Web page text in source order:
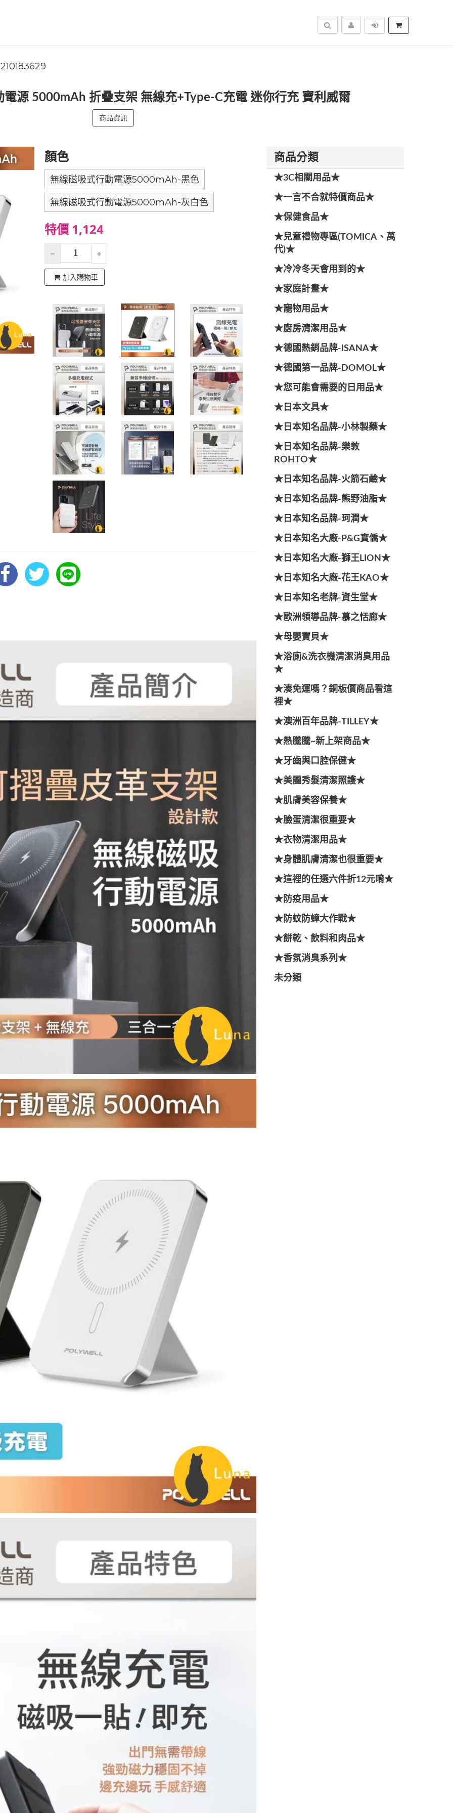
搜尋
電源 5000mAh 折疊支架 無線充+Type-C充電 迷你行充 寶利威爾
商品資訊
顏色
無線磁吸式行動電源5000mAh-黑色
無線磁吸式行動電源5000mAh-灰白色
特價 1,124
加入購物車
商品分類
★3C相關用品★
★一言不合就特價商品★
★保健食品★
★兒童禮物專區(TOMICA、萬
代)★
★冷冷冬天會用到的★
★家庭計畫★
★寵物用品★
★廚房清潔用品★
★德國熱銷品牌-ISANA★
★德國第一品牌-DOMOL★
★您可能會需要的日用品★
★日本文具★
★日本知名品牌-小林製藥★
★日本知名品牌-樂敦
ROHTO★
★日本知名品牌-火箭石鹼★
★日本知名品牌-熊野油脂★
★日本知名品牌-珂潤★
★日本知名大廠-P&G寶僑★
★日本知名大廠-獅王LION★
★日本知名大廠-花王KAO★
★日本知名老牌-資生堂★
★歐洲領導品牌-慕之恬廊★
★母嬰寶貝★
★浴廁&洗衣機清潔消臭用品
★
★湊免運嗎？銅板價商品看這
裡★
★澳洲百年品牌-TILLEY★
★熱騰騰~新上架商品★
★牙齒與口腔保健★
★美麗秀髮清潔照護★
★肌膚美容保養★
★臉蛋清潔很重要★
★衣物清潔用品★
★身體肌膚清潔也很重要★
★這裡的任選六件折12元唷★
★防疫用品★
★防蚊防蟑大作戰★
★餅乾、飲料和肉品★
★香氛消臭系列★
未分類